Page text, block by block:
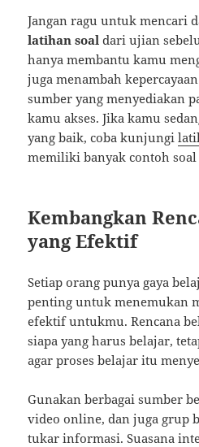
Jangan ragu untuk mencari
latihan soal dari ujian
hanya membantu kamu
juga menambah
sumber yang menyediakan
kamu akses. Jika kamu
yang baik, coba kunjungi
memiliki banyak contoh
Kembangkan
yang Efektif
Setiap orang punya gaya
penting untuk menemukan
efektif untukmu. Rencana
siapa yang harus belajar,
agar proses belajar itu
Gunakan berbagai sumber
video online, dan juga grup
tukar informasi. Suasana